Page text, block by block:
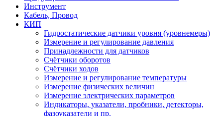
Инструмент
Кабель, Провод
КИП
Гидростатические датчики уровня (уровнемеры)
Измерение и регулирование давления
Принадлежности для датчиков
Счётчики оборотов
Счётчики ходов
Измерение и регулирование температуры
Измерение физических величин
Измерение электрических параметров
Индикаторы, указатели, пробники, детекторы,
фазоуказатели и пр.